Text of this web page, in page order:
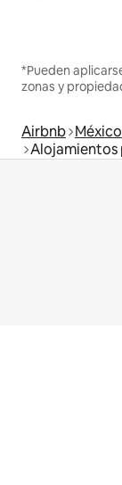
*Pueden
zonas y
Airbnb México
Alojamientos